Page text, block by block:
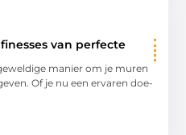
van perfecte
manier om je muren
Of je nu een ervaren doe-